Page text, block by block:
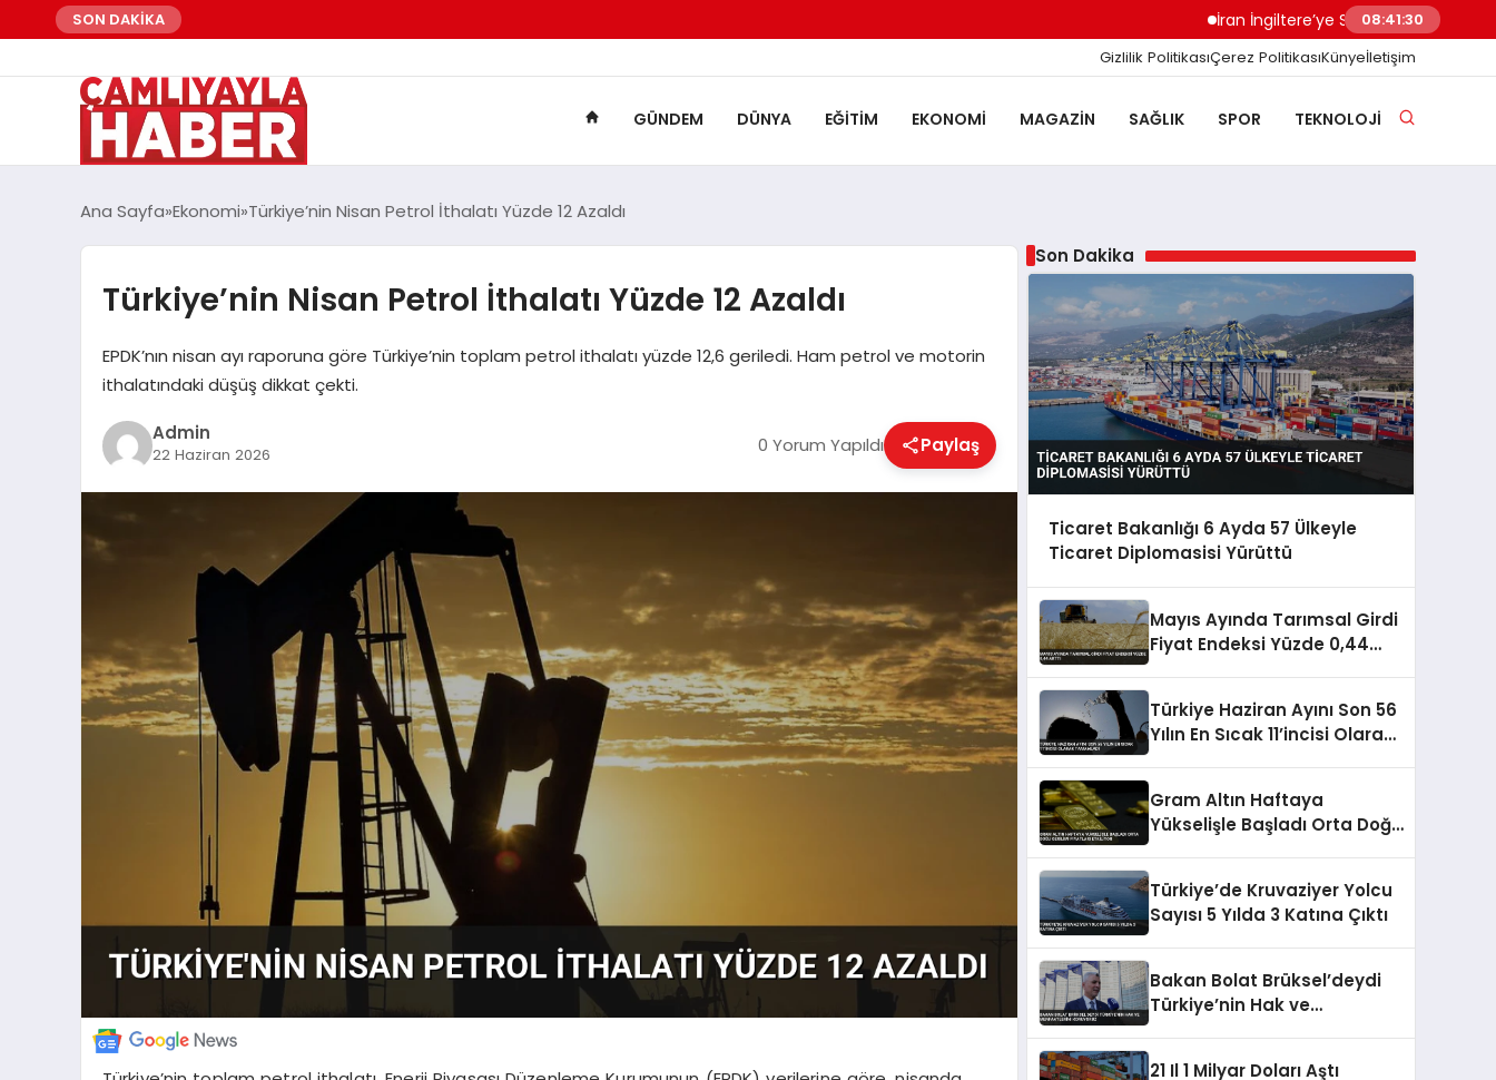
SON DAKİKA İran İngiltere’ye Sert Uyardı Saldırı Üssü
08:41:31
Gizlilik PolitikasıÇerez PolitikasıKünyeİletişim
GÜNDEM DÜNYA EĞITIM EKONOMI MAGAZIN SAĞLIK SPOR TEKNOLOJI
Ana Sayfa Ekonomi Türkiye’nin Nisan Petrol İthalatı Yüzde 12 Azaldı
Türkiye’nin Nisan Petrol İthalatı Yüzde 12 Azaldı
EPDK’nın nisan ayı raporuna göre Türkiye’nin toplam petrol ithalatı yüzde 12,6 geriledi. Ham petrol ve motorin
ithalatındaki düşüş dikkat çekti.
Admin
22 Haziran 2026 0 Yorum Yapıldı Paylaş
Son Dakika
Ticaret Bakanlığı 6 Ayda 57 Ülkeyle
Ticaret Diplomasisi Yürüttü
Mayıs Ayında Tarımsal Girdi
Fiyat Endeksi Yüzde 0,44
Türkiye Haziran Ayını Son 56
Yılın En Sıcak 11’incisi Olarak
Gram Altın Haftaya
Yükselişle Başladı Orta Doğu
Türkiye’de Kruvaziyer Yolcu
Sayısı 5 Yılda 3 Katına Çıktı
Bakan Bolat Brüksel’deydi
Türkiye’nin Hak ve
21 Il 1 Milyar Doları Aştı